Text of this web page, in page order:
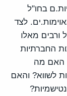
בחו"ל
לצד
ורבים מאלו
החברתיות
האם מה
לשווא? והאם